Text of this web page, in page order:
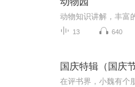
动物知识讲解，丰富
13 640
国庆特辑（国庆